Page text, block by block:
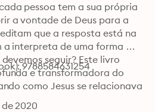
pessoa tem a sua própria
a vontade de Deus para a
que a resposta está na
a interpreta de uma forma
seguir? Este livro
e transformadora do
como Jesus se relacionava
9788584631254
2020